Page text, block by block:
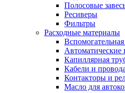
Полосовые
Ресиверы
Фильтры
Расходные материалы
Автоматические
Капиллярная
Кабели и провода
Контакторы и
Масло для